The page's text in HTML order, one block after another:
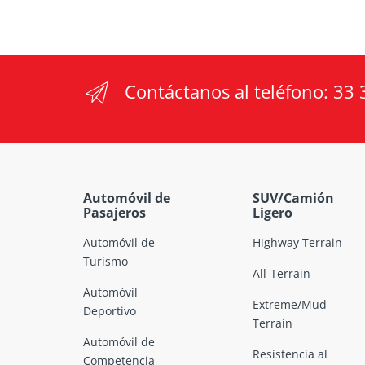
Contáctanos al teléfono: 33
Automóvil de
Pasajeros
Automóvil de
Turismo
Automóvil
Deportivo
Automóvil de
Competencia
SUV/Camión
Ligero
Highway Terrain
All-Terrain
Extreme/Mud-
Terrain
Resistencia al